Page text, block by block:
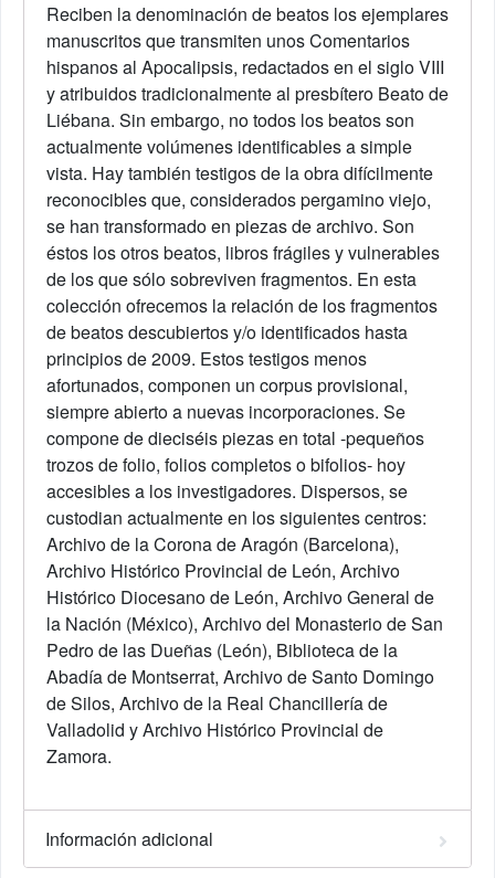
Reciben la denominación de beatos los ejemplares
manuscritos que transmiten unos Comentarios
hispanos al Apocalipsis, redactados en el siglo VIII
y atribuidos tradicionalmente al presbítero Beato de
Liébana. Sin embargo, no todos los beatos son
actualmente volúmenes identificables a simple
vista. Hay también testigos de la obra difícilmente
reconocibles que, considerados pergamino viejo,
se han transformado en piezas de archivo. Son
éstos los otros beatos, libros frágiles y vulnerables
de los que sólo sobreviven fragmentos. En esta
colección ofrecemos la relación de los fragmentos
de beatos descubiertos y/o identificados hasta
principios de 2009. Estos testigos menos
afortunados, componen un corpus provisional,
siempre abierto a nuevas incorporaciones. Se
compone de dieciséis piezas en total -pequeños
trozos de folio, folios completos o bifolios- hoy
accesibles a los investigadores. Dispersos, se
custodian actualmente en los siguientes centros:
Archivo de la Corona de Aragón (Barcelona),
Archivo Histórico Provincial de León, Archivo
Histórico Diocesano de León, Archivo General de
la Nación (México), Archivo del Monasterio de San
Pedro de las Dueñas (León), Biblioteca de la
Abadía de Montserrat, Archivo de Santo Domingo
de Silos, Archi­vo de la Real Chancillería de
Valladolid y Archivo Histórico Provincial de
Zamora.
Información adicional